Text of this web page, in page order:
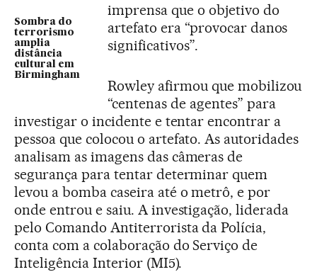
Sombra do
terrorismo
amplia
distância
cultural em
Birmingham
imprensa que o objetivo do
artefato era “provocar danos
significativos”.
Rowley afirmou que mobilizou
“centenas de agentes” para
investigar o incidente e tentar encontrar a
pessoa que colocou o artefato. As autoridades
analisam as imagens das câmeras de
segurança para tentar determinar quem
levou a bomba caseira até o metrô, e por
onde entrou e saiu. A investigação, liderada
pelo Comando Antiterrorista da Polícia,
conta com a colaboração do Serviço de
Inteligência Interior (MI5).